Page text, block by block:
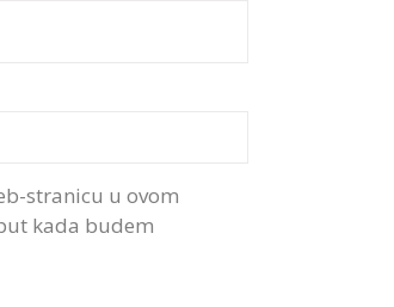
stranicu u ovom
kada budem